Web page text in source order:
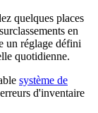
quelques places
en
un réglage défini
quotidienne.
système de
d'inventaire